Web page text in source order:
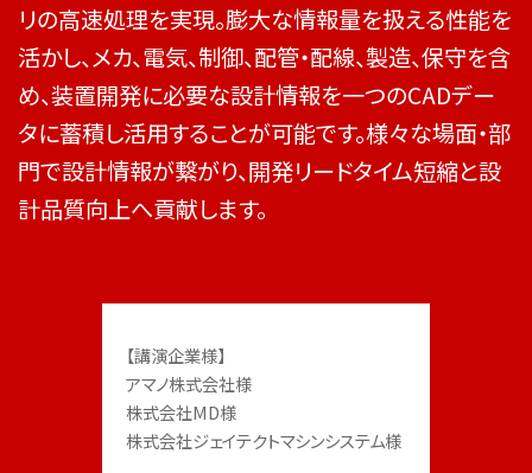
リの高速処理を実現。膨大な情報量を扱える性能を
活かし、メカ、電気、制御、配管・配線、製造、保守を含
め、装置開発に必要な設計情報を一つのCADデー
タに蓄積し活用することが可能です。様々な場面・部
門で設計情報が繋がり、開発リードタイム短縮と設
計品質向上へ貢献します。
【講演企業様】
アマノ株式会社様
株式会社MD様
株式会社ジェイテクトマシンシステム様